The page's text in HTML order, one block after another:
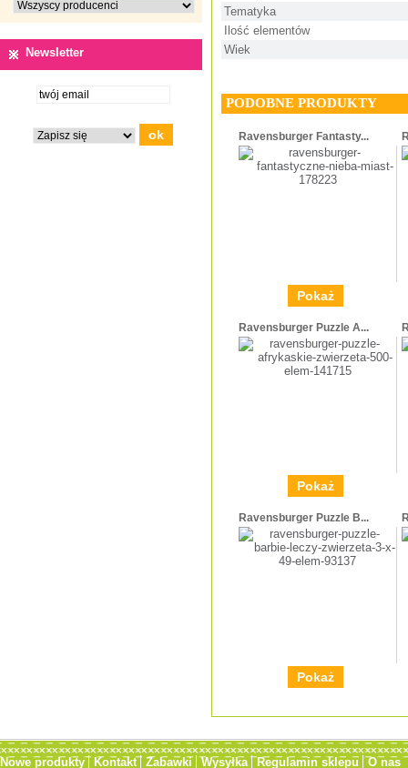
Newsletter
Tematyka
Ilość elementów
Wiek
PODOBNE PRODUKTY
Ravensburger Fantasty...
Pokaż
Ravensburger Puzzle A...
Pokaż
Ravensburger Puzzle B...
Pokaż
Nowe produkty Kontakt Zabawki Wysyłka Regulamin sklepu O nas